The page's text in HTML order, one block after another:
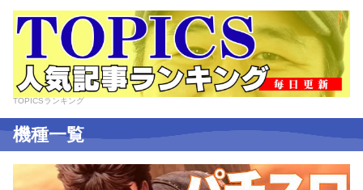
TOPICSランキング
機種一覧